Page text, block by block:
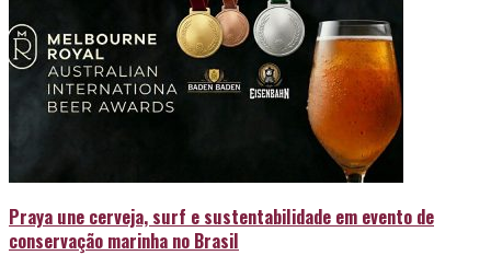
Praya une cerveja, surf e sustentabilidade em evento de
conservação marinha no Brasil